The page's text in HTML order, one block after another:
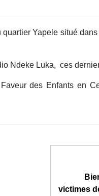
Yapele situé
Ndeke Luka, ces
des Enfants en
victimes